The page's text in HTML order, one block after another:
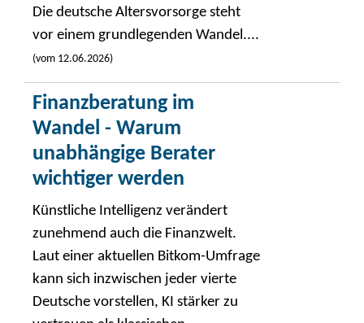
Die deutsche Altersvorsorge steht
vor einem grundlegenden Wandel....
(vom 12.06.2026)
Finanzberatung im
Wandel - Warum
unabhängige Berater
wichtiger werden
Künstliche Intelligenz verändert
zunehmend auch die Finanzwelt.
Laut einer aktuellen Bitkom-Umfrage
kann sich inzwischen jeder vierte
Deutsche vorstellen, KI stärker zu